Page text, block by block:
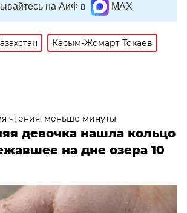
на АиФ в MAX
Касым-Жомарт Токаев
чтения: меньше минуты
девочка нашла кольцо
на дне озера 10